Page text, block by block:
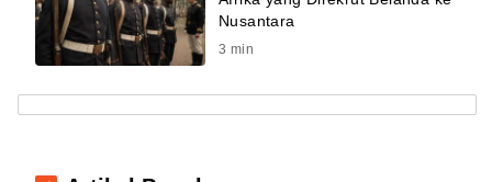
Nusantara
3 min